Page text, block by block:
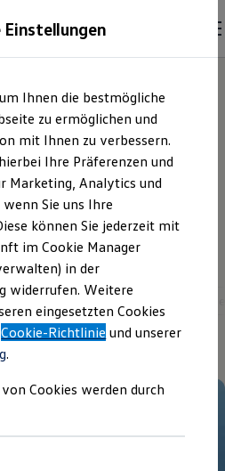
und Gebrauchtwagen
Zertifizierte Gebrauchtwagen
bei Gebrauchtwagen
mehr
Seite ist die Autohaus Morrkopf
)
Einstellungen
Ihnen die bestmögliche
zu ermöglichen und
mit Ihnen zu verbessern.
Ihre Präferenzen und
Marketing, Analytics und
Sie uns Ihre
können Sie jederzeit mit
im Cookie Manager
in der
widerrufen. Weitere
eingesetzten Cookies
Cookie-Richtlinie und unserer
.
Cookies werden durch